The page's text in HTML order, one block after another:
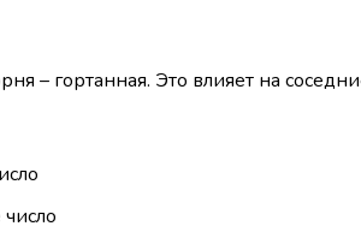
– гортанная. Это влияет на